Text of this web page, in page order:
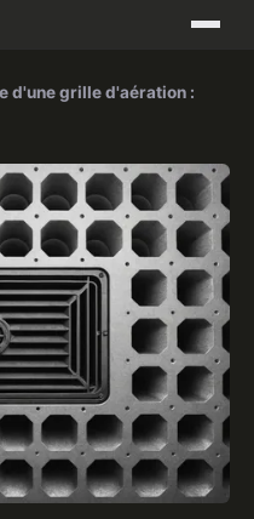
d'une grille d'aération :